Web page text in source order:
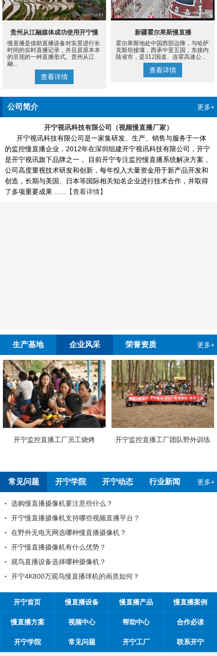
贵州从江融媒体成功使用开宁慢
直播设备案例
慢直播是借助直播设备对实景进行长
时间的实时直播记录，并且原原本本
的呈现的一种直播形式。贵州从江
融...
查看详情
新疆霍尔果斯慢直播
霍尔果斯地处中国西部边陲，与哈萨
克斯坦接壤，西承中亚五国，东接内
陆省市，是312国道、连霍高速公...
查看详情
公司简介 更多+
开宁视讯科技有限公司（视频慢直播厂家）
开宁视讯科技有限公司是一家集研发、生产、销售与服务于一体
的监控慢直播企业，2012年在深圳组建开宁视讯科技有限公司，开宁
是开宁视讯旗下品牌之一， 目前开宁专注监控慢直播系统解决方案，
公司高度重视技术研发和创新，每年投入大量资金用于新产品开发和
创造，长期与美国、日本等国际相关知名企业进行技术合作，并取得
了多项重要成果 ......
【查看详情】
生产基地 企业风采 荣誉资质 更多+
直播工厂团队野外训练
常见问题 开宁学院 开宁动态 行业新闻 更多+
99%的工程商搞不清楚自己的目标客户？
工程商如何制定营销方案？
工程商如何1年收入100万？
如何做好微信营销？
开探究时间管理核心关键：时间管理的
开宁首页 慢直播设备 慢直播产品 慢直播案例
慢直播方案 视频中心 帮助中心 合作必读
开宁学院 常见问题 开宁工厂 联系开宁